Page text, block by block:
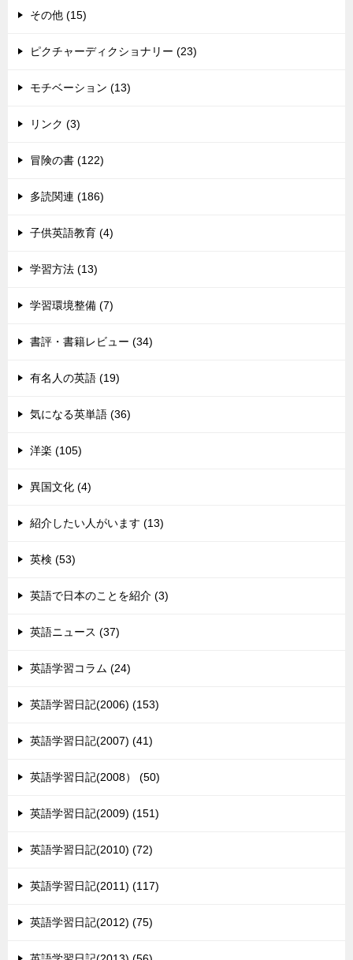
その他 (15)
ピクチャーディクショナリー (23)
モチベーション (13)
リンク (3)
冒険の書 (122)
多読関連 (186)
子供英語教育 (4)
学習方法 (13)
学習環境整備 (7)
書評・書籍レビュー (34)
有名人の英語 (19)
気になる英単語 (36)
洋楽 (105)
異国文化 (4)
紹介したい人がいます (13)
英検 (53)
英語で日本のことを紹介 (3)
英語ニュース (37)
英語学習コラム (24)
英語学習日記(2006) (153)
英語学習日記(2007) (41)
英語学習日記(2008） (50)
英語学習日記(2009) (151)
英語学習日記(2010) (72)
英語学習日記(2011) (117)
英語学習日記(2012) (75)